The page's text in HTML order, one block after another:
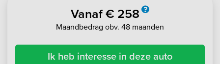
Vanaf € 258
Maandbedrag obv. 48 maanden
Ik heb interesse in deze auto